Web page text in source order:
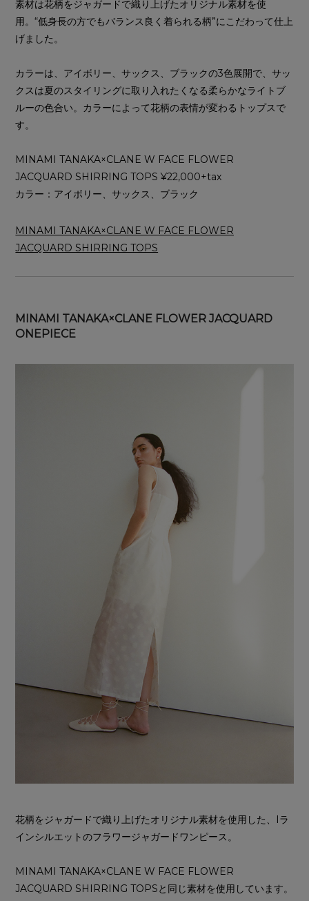
素材は花柄をジャガードで織り上げたオリジナル素材を使
用。“低身長の方でもバランス良く着られる柄”にこだわって仕上
げました。
カラーは、アイボリー、サックス、ブラックの3色展開で、サッ
クスは夏のスタイリングに取り入れたくなる柔らかなライトブ
ルーの色合い。カラーによって花柄の表情が変わるトップスで
す。
MINAMI TANAKA×CLANE W FACE FLOWER
JACQUARD SHIRRING TOPS ¥22,000+tax
カラー：アイボリー、サックス、ブラック
MINAMI TANAKA×CLANE W FACE FLOWER
JACQUARD SHIRRING TOPS
MINAMI TANAKA×CLANE FLOWER JACQUARD
ONEPIECE
花柄をジャガードで織り上げたオリジナル素材を使用した、Iラ
インシルエットのフラワージャガードワンピース。
MINAMI TANAKA×CLANE W FACE FLOWER
JACQUARD SHIRRING TOPSと同じ素材を使用しています。